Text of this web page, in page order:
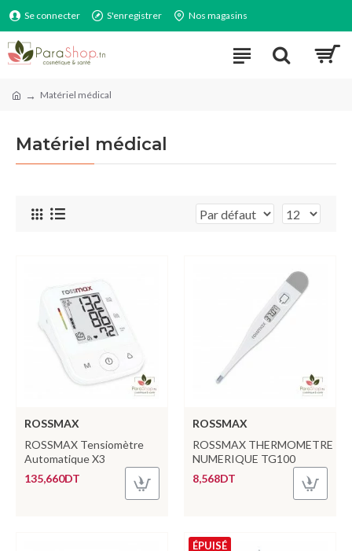
Se connecter S'enregistrer Nos magasins
Matériel médical
Matériel médical
ROSSMAX
ROSSMAX Tensiomètre
Automatique X3
135,660DT
ROSSMAX
ROSSMAX THERMOMETRE
NUMERIQUE TG100
8,568DT
ÉPUISÉ